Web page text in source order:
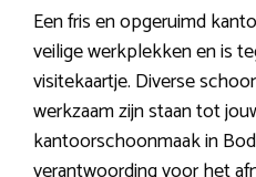
Een fris en opgeruimd
veilige werkplekken en is
visitekaartje. Diverse
werkzaam zijn staan tot
kantoorschoonmaak in